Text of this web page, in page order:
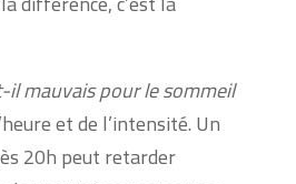
il mauvais pour le sommeil
et de l’intensité. Un
20h peut retarder